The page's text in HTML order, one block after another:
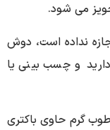
می شود.
نداده است، دوش
و چسب بینی یا
گرم حاوی باکتری